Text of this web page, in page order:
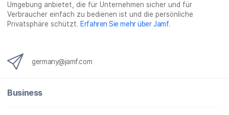
Umgebung anbietet, die für Unternehmen sicher und für
Verbraucher einfach zu bedienen ist und die persönliche
Privatsphäre schützt. Erfahren Sie mehr über Jamf.
germany@jamf.com
Business